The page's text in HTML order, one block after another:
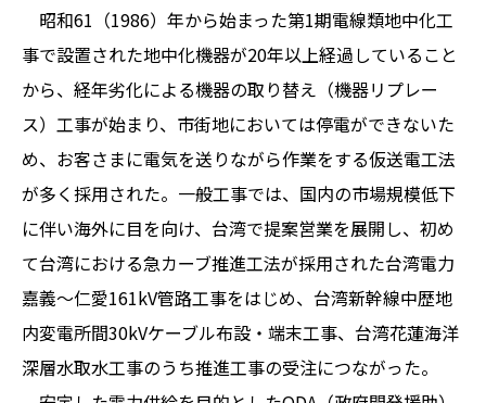
昭和61（1986）年から始まった第1期電線類地中化工
事で設置された地中化機器が20年以上経過していること
から、経年劣化による機器の取り替え（機器リプレー
ス）工事が始まり、市街地においては停電ができないた
め、お客さまに電気を送りながら作業をする仮送電工法
が多く採用された。一般工事では、国内の市場規模低下
に伴い海外に目を向け、台湾で提案営業を展開し、初め
て台湾における急カーブ推進工法が採用された台湾電力
嘉義～仁愛161kV管路工事をはじめ、台湾新幹線中歴地
内変電所間30kVケーブル布設・端末工事、台湾花蓮海洋
深層水取水工事のうち推進工事の受注につながった。